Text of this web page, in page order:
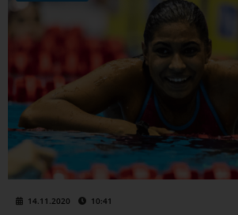
14.11.2020 10:41